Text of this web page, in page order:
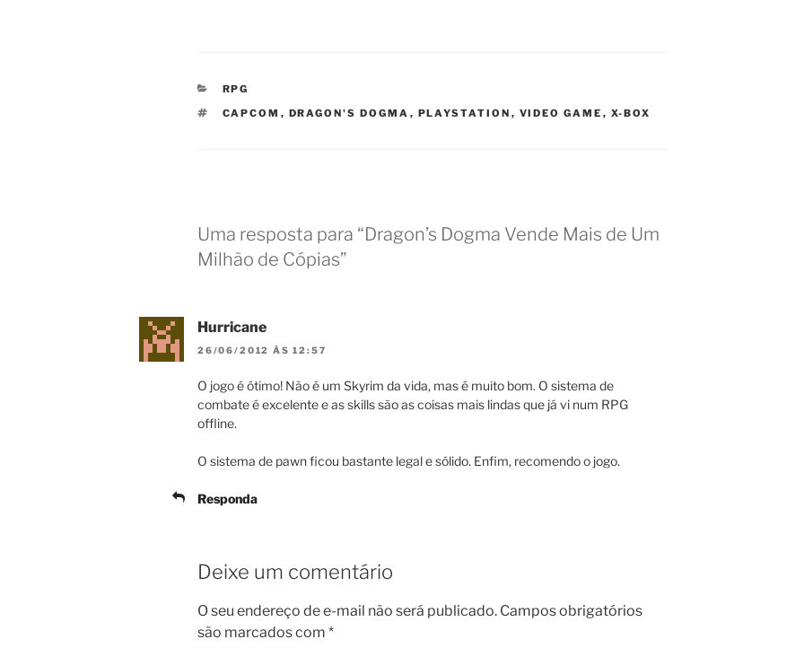
CATEGORIAS
RPG
TAGS
CAPCOM , DRAGON'S DOGMA , PLAYSTATION , VIDEO GAME , X-BOX
Uma resposta para “Dragon’s Dogma Vende Mais de Um
Milhão de Cópias”
Hurricane
26/06/2012 ÀS 12:57
O jogo é ótimo! Não é um Skyrim da vida, mas é muito bom. O sistema de
combate é excelente e as skills são as coisas mais lindas que já vi num RPG
offline.
O sistema de pawn ficou bastante legal e sólido. Enfim, recomendo o jogo.
Responda
Deixe um comentário
O seu endereço de e-mail não será publicado. Campos obrigatórios
são marcados com *